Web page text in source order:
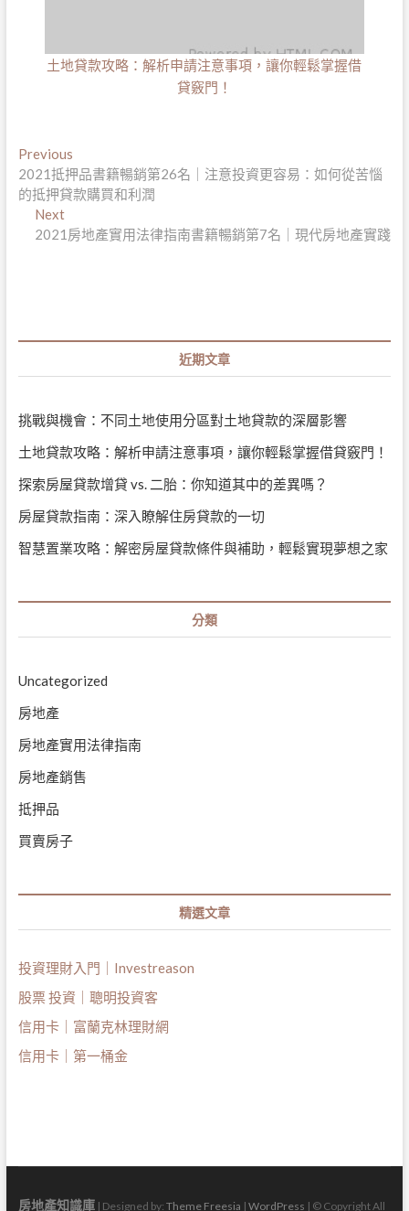
土地貸款攻略：解析申請注意事項，讓你輕鬆掌握借
貸竅門！
文
章
導
覽
PreviousPrevious
post:
2021抵押品書籍暢銷第26名｜注意投資更容易：如何從苦惱
的抵押貸款購買和利潤
NextNext
post:
2021房地產實用法律指南書籍暢銷第7名｜現代房地產實踐
近期文章
挑戰與機會：不同土地使用分區對土地貸款的深層影響
土地貸款攻略：解析申請注意事項，讓你輕鬆掌握借貸竅門！
探索房屋貸款增貸 vs. 二胎：你知道其中的差異嗎？
房屋貸款指南：深入瞭解住房貸款的一切
智慧置業攻略：解密房屋貸款條件與補助，輕鬆實現夢想之家
分類
Uncategorized
房地產
房地產實用法律指南
房地產銷售
抵押品
買賣房子
精選文章
投資理財入門｜Investreason
股票 投資｜聰明投資客
信用卡｜富蘭克林理財網
信用卡｜第一桶金
房地產知識庫| Designed by: Theme Freesia | WordPress | © Copyright All